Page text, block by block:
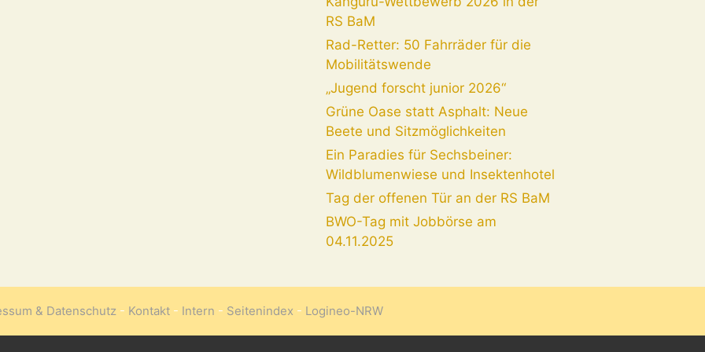
RS BaM
Rad-Retter: 50 Fahrräder für die
Mobilitätswende
„Jugend forscht junior 2026“
Grüne Oase statt Asphalt: Neue
Beete und Sitzmöglichkeiten
Ein Paradies für Sechsbeiner:
Wildblumenwiese und Insektenhotel
Tag der offenen Tür an der RS BaM
BWO-Tag mit Jobbörse am
04.11.2025
& Datenschutz- Kontakt- Intern - Seitenindex - Logineo-NRW